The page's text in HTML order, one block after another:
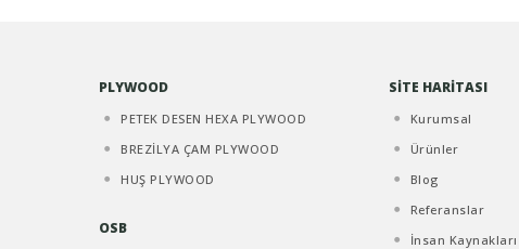
PLYWOOD
PETEK DESEN HEXA PLYWOOD
BREZİLYA ÇAM PLYWOOD
HUŞ PLYWOOD
OSB
SİTE HARİTASI
Kurumsal
Ürünler
Blog
Referanslar
İnsan Kaynakları